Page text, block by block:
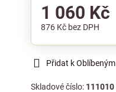
1 060 Kč
876 Kč bez DPH
Přidat k Oblíbeným
Skladové číslo: 111010